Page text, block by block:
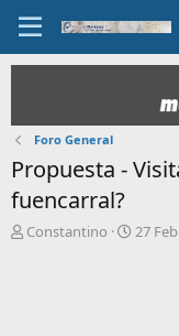
Foro General
Propuesta -
fuencarral?
IConstantino
F
27